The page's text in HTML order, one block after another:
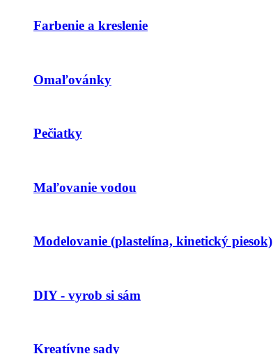
Farbenie a kreslenie
Omaľovánky
Pečiatky
Maľovanie vodou
Modelovanie (plastelína, kinetický piesok)
DIY - vyrob si sám
Kreatívne sady